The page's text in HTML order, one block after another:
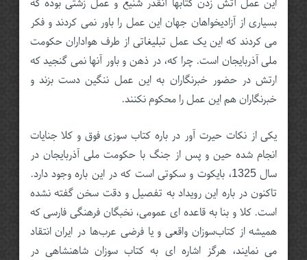
بسیاری از آزادیخواهان جهان این عمل را باور نمی کردند و فکر
می کردند که این یک عمل تبلیغاتی از طرف هواداران حکومت
ملی آذربایجان است. چرا که، در ذهن و باور آنها نمی گنجید که
ارتش در حضور خبرنگاران به این عمل ننگین دست بزند و
خبرنگاران هم این عمل را محکوم نکنند.
یکی از نکات حیرت آور در باره کتاب سوزی فوق و کلا جنایات
انجام شده حین و پس از جنگ با حکومت ملی آذربایجان در
سال 1325، بایکوت و سکوتی است که در این باره وجود دارد.
تاکنون در ‌باره این رویداد به تفصیل و دقت سخن گفته نشده
است. کلا و بنا به قاعده ای عمومی، نخبگان فرهنگی فارسی که
همیشه از کتاب‌سوزان واقعی و یا فرضی عرب‌ها در ایران انتقاد
می نمایند، هرگز اشاره ای به کتاب سوزان شاهنشاهی در